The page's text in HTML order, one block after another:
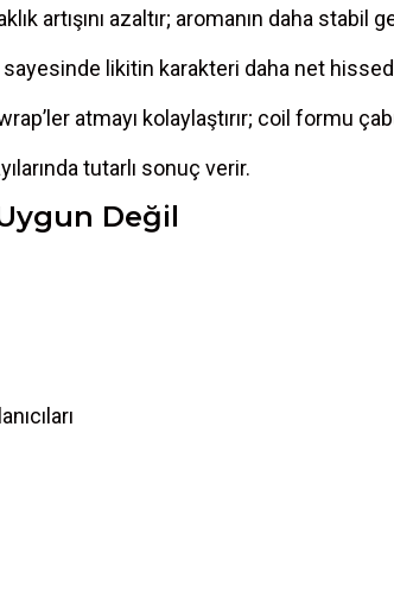
artışını azaltır; aromanın daha stabil
likitin karakteri daha net
atmayı kolaylaştırır; coil formu
tutarlı sonuç verir.
Değil